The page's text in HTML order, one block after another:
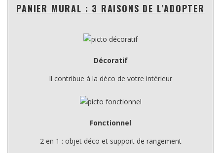
PANIER MURAL : 3 RAISONS DE L’ADOPTER
Décoratif
Il contribue à la déco de votre intérieur
Fonctionnel
2 en 1 : objet déco et support de rangement